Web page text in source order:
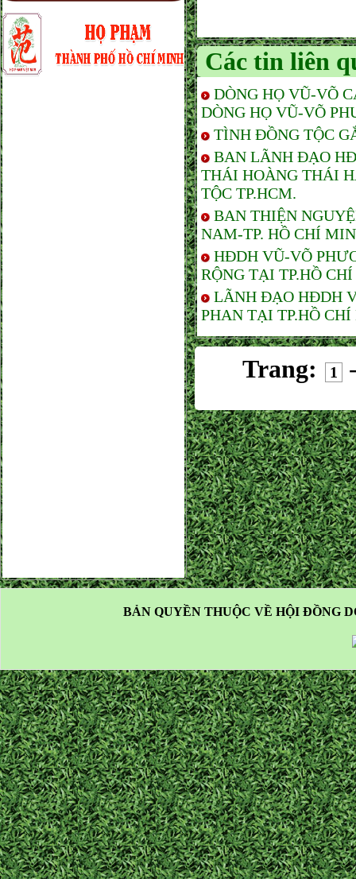
Các tin liên
DÒNG HỌ VŨ-VÕ
DÒNG HỌ VŨ-VÕ
TÌNH ĐỒNG TỘC
BAN LÃNH ĐẠO
THÁI HOÀNG THÁI
TỘC TP.HCM.
BAN THIỆN
NAM-TP. HỒ CHÍ
HĐDH VŨ-VÕ
RỘNG TẠI TP.HỒ
LÃNH ĐẠO HĐDH
PHAN TẠI TP.HỒ
Trang: 1
BẢN QUYỀN THUỘC VỀ HỘI ĐỒNG